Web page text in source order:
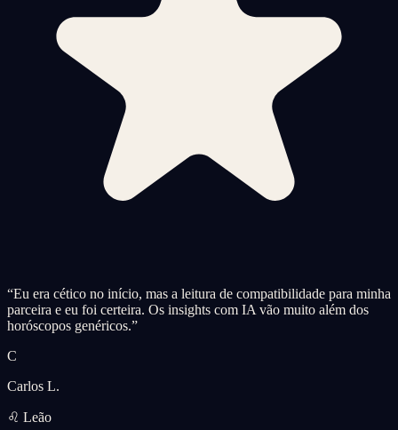
“Eu era cético no início, mas a leitura de compatibilidade para minha
parceira e eu foi certeira. Os insights com IA vão muito além dos
horóscopos genéricos.”
C
Carlos L.
♌ Leão